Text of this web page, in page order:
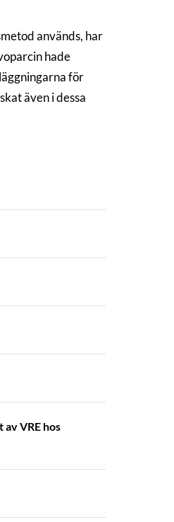
används, har
hade
för
även i dessa
VRE hos